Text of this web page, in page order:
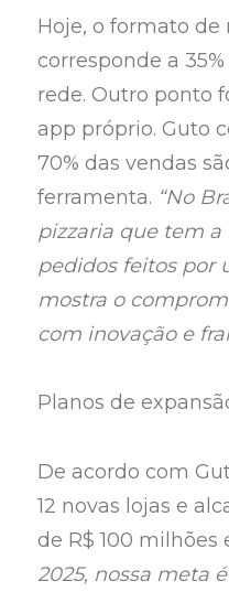
Hoje, o formato de
corresponde a
rede. Outro ponto
app próprio. Guto
70% das vendas
ferramenta. “No
pizzaria que tem
pedidos feitos por
mostra o
com inovação e
Planos de
De acordo com
12 novas lojas e
de R$ 100 milhões
2025, nossa meta